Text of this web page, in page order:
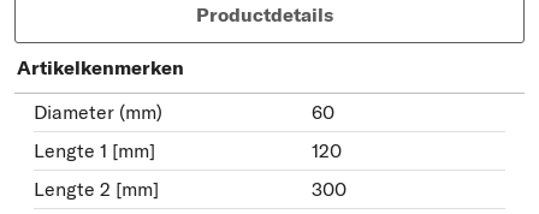
Productdetails
Artikelkenmerken
Diameter (mm)
60
Lengte 1 [mm]
120
Lengte 2 [mm]
300